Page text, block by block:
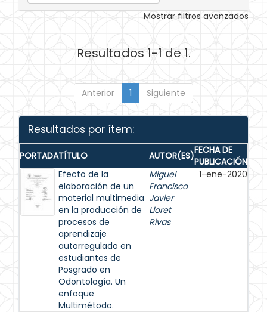
Mostrar filtros avanzados
Resultados 1-1 de 1.
Anterior 1 Siguiente
Resultados por ítem:
PORTADATÍTULO AUTOR(ES)FECHA DE
PUBLICACIÓN
Efecto de la
elaboración de un
material multimedia
en la producción de
procesos de
aprendizaje
autorregulado en
estudiantes de
Posgrado en
Odontología. Un
enfoque
Multimétodo.
Miguel
Francisco
Javier
Lloret
Rivas
1-ene-2020